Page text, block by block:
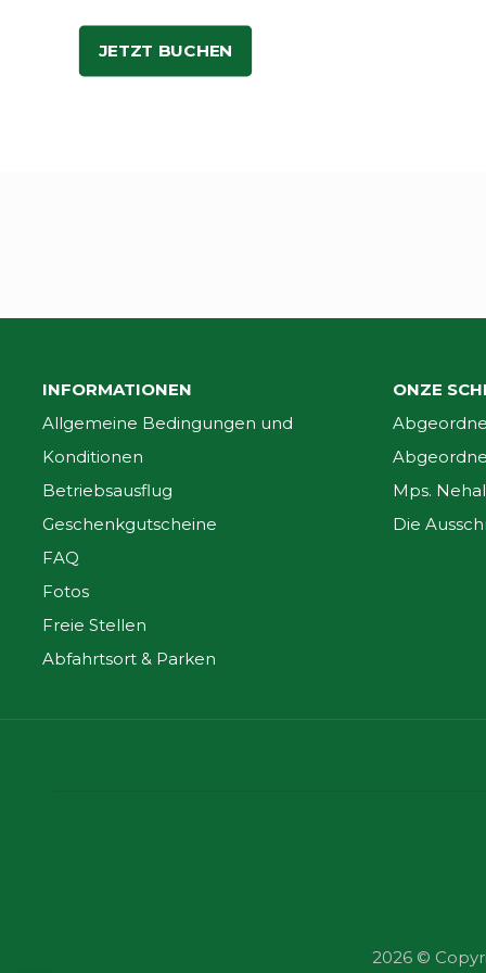
JETZT BUCHEN
INFORMATIONEN
Allgemeine Bedingungen und
Konditionen
Betriebsausflug
Geschenkgutscheine
FAQ
Fotos
Freie Stellen
Abfahrtsort & Parken
ONZE
Mps.
Die
2026 ©